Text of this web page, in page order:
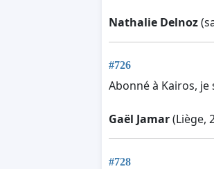
Nathalie Delnoz
#726
Abonné à Kairos,
Gaël Jamar(Liège,
#728